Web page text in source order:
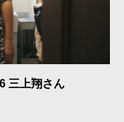
三上翔さん